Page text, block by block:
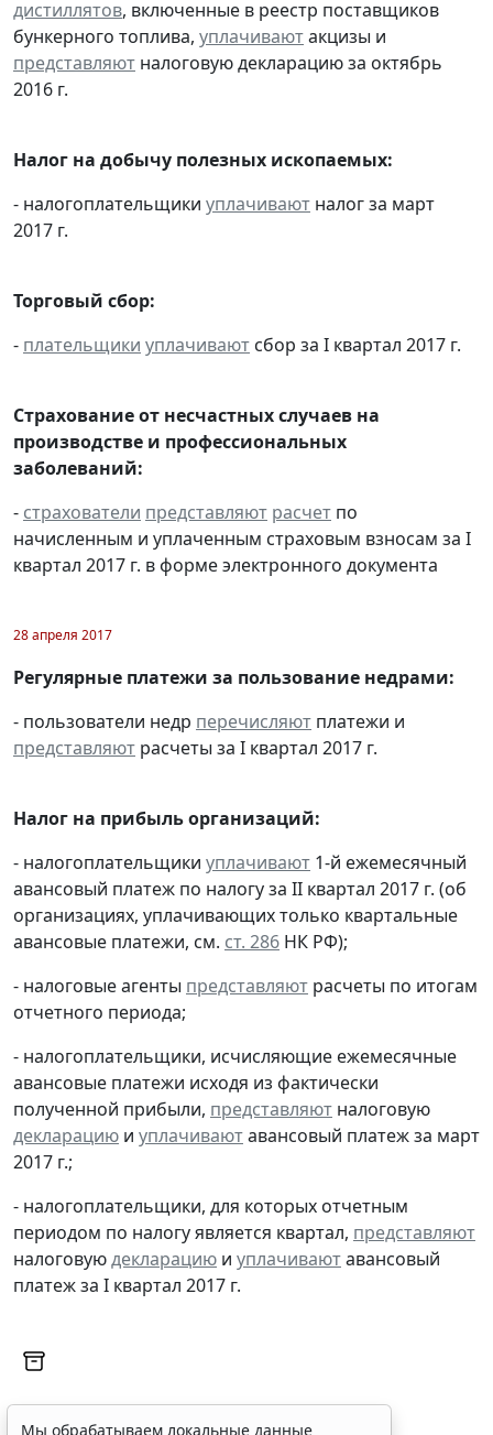
дистиллятов, включенные в реестр поставщиков
бункерного топлива, уплачиваютакцизы и
представляют налоговую декларацию за октябрь
2016 г.
Налог на добычу полезных ископаемых:
- налогоплательщики уплачивают налог за март
2017 г.
Торговый сбор:
- плательщики уплачивают сбор за I квартал 2017 г.
Страхование от несчастных случаев на
производстве и профессиональных
заболеваний:
- страхователи представляют расчет по
начисленным и уплаченным страховым взносам за I
квартал 2017 г. в форме электронного документа
28 апреля 2017
Регулярные платежи за пользование недрами:
- пользователи недр перечисляют платежи и
представляют расчеты за I квартал 2017 г.
Налог на прибыль организаций:
- налогоплательщики уплачивают 1-й ежемесячный
авансовый платеж по налогу за II квартал 2017 г. (об
организациях, уплачивающих только квартальные
авансовые платежи, см. ст. 286 НК РФ);
- налоговые агенты представляют расчеты по итогам
отчетного периода;
- налогоплательщики, исчисляющие ежемесячные
авансовые платежи исходя из фактически
полученной прибыли, представляют налоговую
декларацию и уплачиваютавансовый платеж за март
2017 г.;
- налогоплательщики, для которых отчетным
периодом по налогу является квартал, представляют
налоговуюдекларацию и уплачиваютавансовый
платеж за I квартал 2017 г.
Мы обрабатываем локальные данные